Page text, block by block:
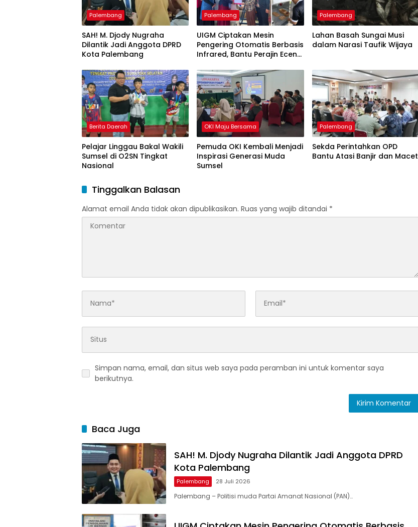
Palembang
SAH! M. Djody Nugraha
Dilantik Jadi Anggota DPRD
Kota Palembang
Palembang
UIGM Ciptakan Mesin
Pengering Otomatis Berbasis
Infrared, Bantu Perajin Eceng
Palembang
Lahan Basah Sungai Musi
dalam Narasi Taufik Wijaya
Berita Daerah
Pelajar Linggau Bakal Wakili
Sumsel di O2SN Tingkat
Nasional
OKI Maju Bersama
Pemuda OKI Kembali Menjadi
Inspirasi Generasi Muda
Sumsel
Palembang
Sekda Perintahkan OPD
Bantu Atasi Banjir dan Macet
Tinggalkan Balasan
Alamat email Anda tidak akan dipublikasikan. Ruas yang wajib ditandai *
Simpan nama, email, dan situs web saya pada peramban ini untuk komentar saya
berikutnya.
Baca Juga
SAH! M. Djody Nugraha Dilantik Jadi Anggota DPRD
Kota Palembang
Palembang 28 Juli 2026
Palembang – Politisi muda Partai Amanat Nasional (PAN)…